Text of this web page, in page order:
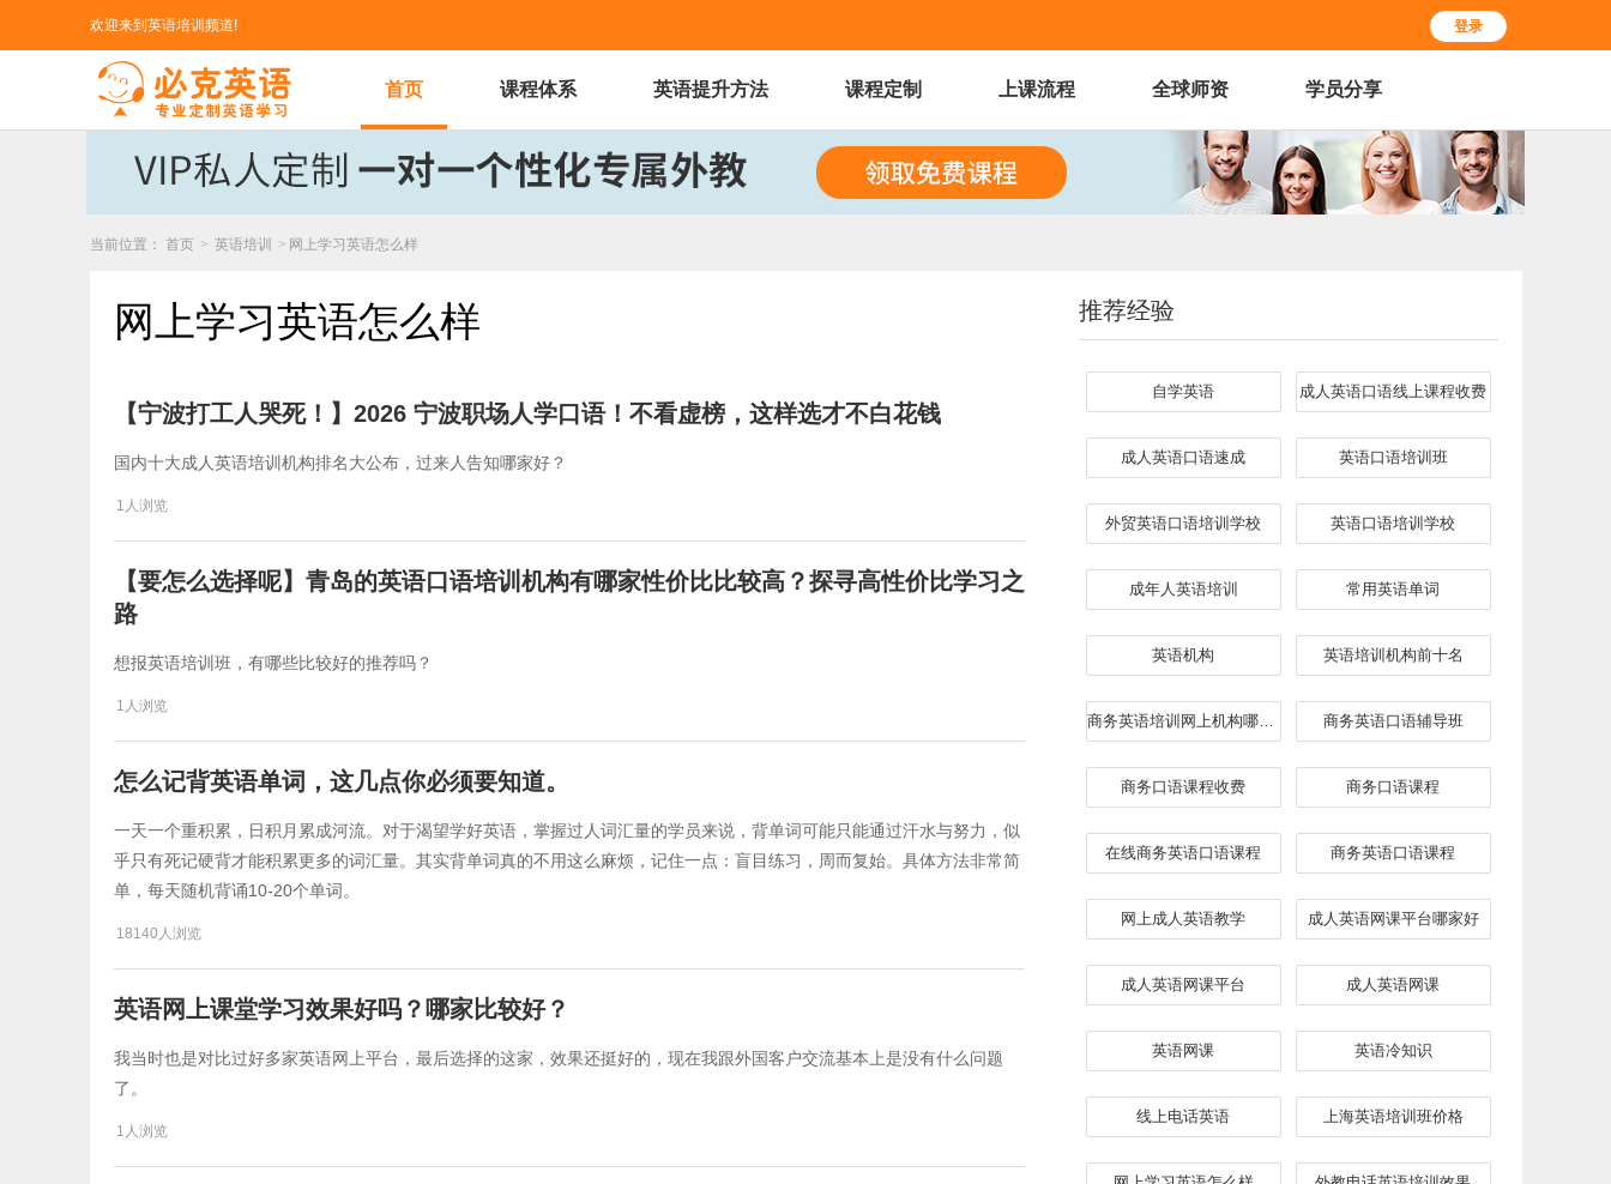
登录
欢迎来到英语培训频道!
首页 课程体系 英语提升方法 课程定制 上课流程 全球师资 学员分享
当前位置： 首页 > 英语培训 > 网上学习英语怎么样
网上学习英语怎么样
【宁波打工人哭死！】2026 宁波职场人学口语！不看虚榜，这样选才不白花钱
国内十大成人英语培训机构排名大公布，过来人告知哪家好？
1人浏览
【要怎么选择呢】青岛的英语口语培训机构有哪家性价比比较高？探寻高性价比学习之
路
想报英语培训班，有哪些比较好的推荐吗？
1人浏览
怎么记背英语单词，这几点你必须要知道。
一天一个重积累，日积月累成河流。对于渴望学好英语，掌握过人词汇量的学员来说，背单词可能只能通过汗水与努力，似
乎只有死记硬背才能积累更多的词汇量。其实背单词真的不用这么麻烦，记住一点：盲目练习，周而复始。具体方法非常简
单，每天随机背诵10-20个单词。
18140人浏览
英语网上课堂学习效果好吗？哪家比较好？
我当时也是对比过好多家英语网上平台，最后选择的这家，效果还挺好的，现在我跟外国客户交流基本上是没有什么问题
了。
1人浏览
推荐经验
自学英语 成人英语口语线上课程收费
成人英语口语速成 英语口语培训班
外贸英语口语培训学校 英语口语培训学校
成年人英语培训 常用英语单词
英语机构 英语培训机构前十名
商务英语培训网上机构哪家好 ​商务英语口语辅导班
商务口语课程收费 商务口语课程
在线商务英语口语课程 商务英语口语课程
网上成人英语教学 成人英语网课平台哪家好
成人英语网课平台 成人英语网课
英语网课 英语冷知识
线上电话英语 上海英语培训班价格